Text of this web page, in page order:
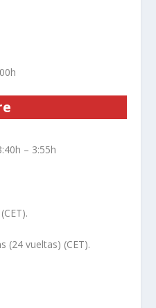
– 3:55h
(24 vueltas) (CET).